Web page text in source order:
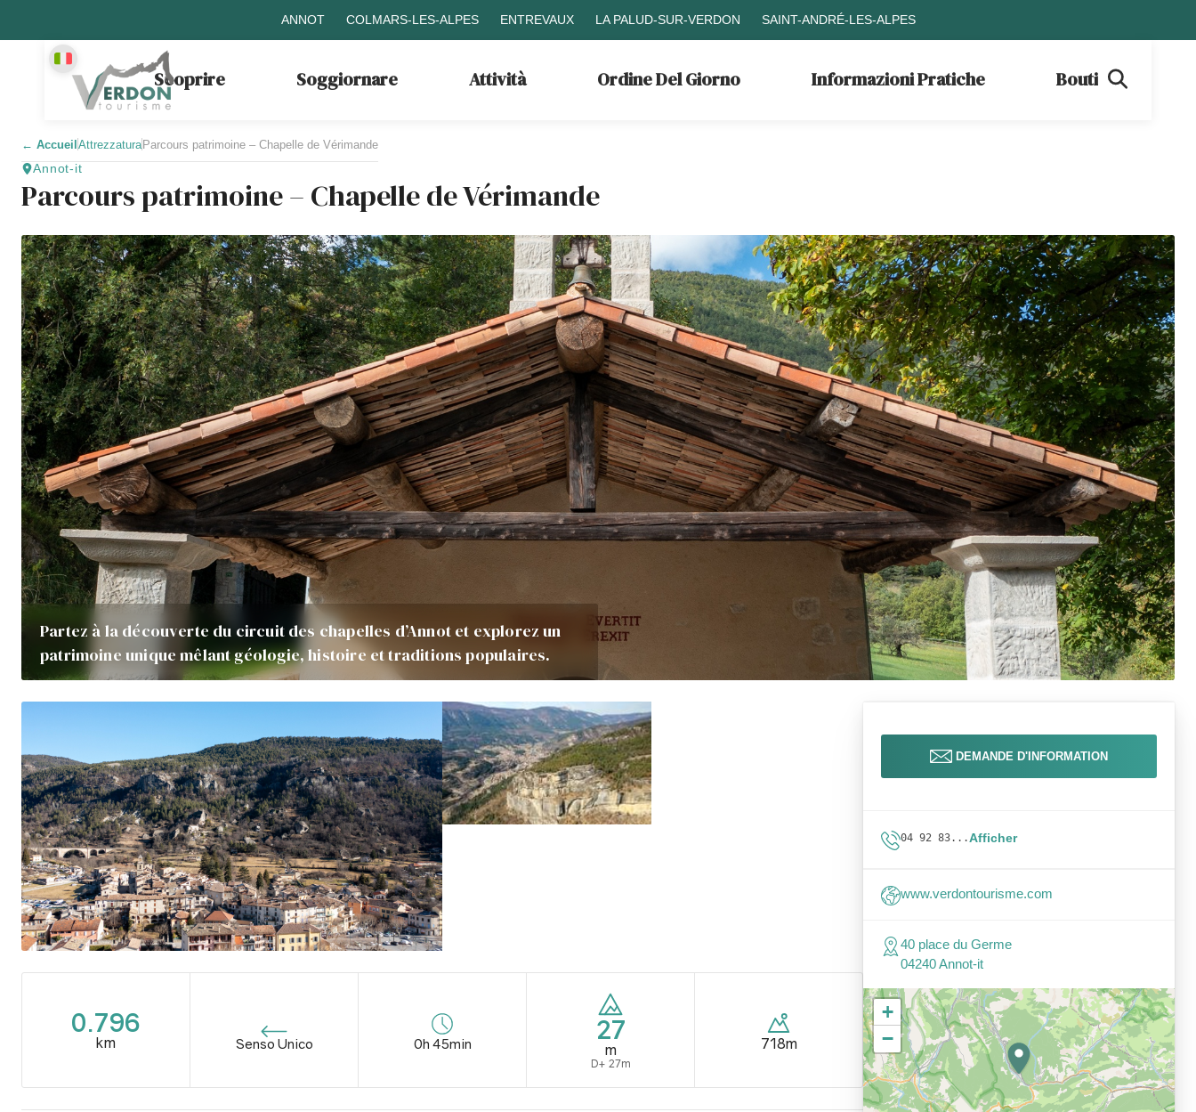
ANNOT COLMARS-LES-ALPES ENTREVAUX LA PALUD-SUR-VERDON SAINT-ANDRÉ-LES-ALPES
Scoprire Soggiornare Attività Ordine Del Giorno Informazioni Pratiche Boutique
← AccueilAttrezzaturaParcours patrimoine – Chapelle de Vérimande
Annot-it
Parcours patrimoine – Chapelle de Vérimande
Partez à la découverte du circuit des chapelles d’Annot et explorez un
patrimoine unique mêlant géologie, histoire et traditions populaires.
0.796
km Senso Unico 0h 45min 27
m
D+ 27m
718m
DEMANDE D'INFORMATION
04 92 83...Afficher
www.verdontourisme.com
40 place du Germe
04240 Annot-it
+
−